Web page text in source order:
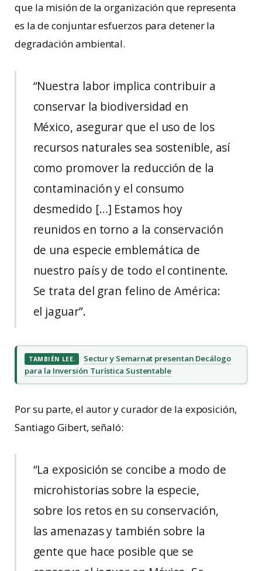
que la misión de la organización que representa
es la de conjuntar esfuerzos para detener la
degradación ambiental.
“Nuestra labor implica contribuir a
conservar la biodiversidad en
México, asegurar que el uso de los
recursos naturales sea sostenible, así
como promover la reducción de la
contaminación y el consumo
desmedido […] Estamos hoy
reunidos en torno a la conservación
de una especie emblemática de
nuestro país y de todo el continente.
Se trata del gran felino de América:
el jaguar”.
TAMBIÉN LEE.
Sectur y Semarnat presentan Decálogo
para la Inversión Turística Sustentable
Por su parte, el autor y curador de la exposición,
Santiago Gibert, señaló:
“La exposición se concibe a modo de
microhistorias sobre la especie,
sobre los retos en su conservación,
las amenazas y también sobre la
gente que hace posible que se